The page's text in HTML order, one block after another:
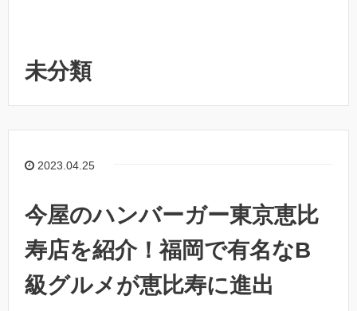
未分類
2023.04.25
今屋のハンバーガー東京恵比
寿店を紹介！福岡で有名なB
級グルメが恵比寿に進出